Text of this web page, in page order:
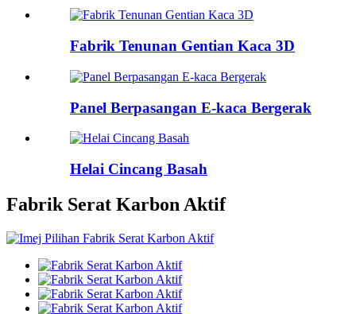
Fabrik Tenunan Gentian Kaca 3D
Panel Berpasangan E-kaca Bergerak
Helai Cincang Basah
Fabrik Serat Karbon Aktif